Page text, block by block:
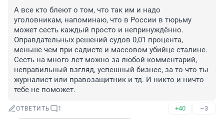
А все кто блеют о том, что так им и надо
уголовникам, напоминаю, что в России в тюрьму
может сесть каждый просто и непринуждённо.
Оправдательных решений судов 0,01 процента,
меньше чем при садисте и массовом убийце сталине.
Сесть на много лет можно за любой комментарий,
неправильный взгляд, успешный бизнес, за то что ты
журналист или правозащитник и тд. И никто и ничто
тебе не поможет.
ОТВЕТИТЬ 1 +40 –3